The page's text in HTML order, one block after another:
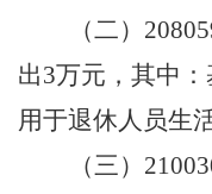
（二）
出3万元， 其中
用于退休人员生
（三）